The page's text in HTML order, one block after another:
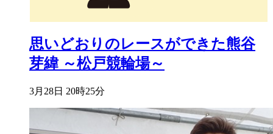
思いどおりのレースができた熊谷
芽緯 ～松戸競輪場～
3月28日 20時25分